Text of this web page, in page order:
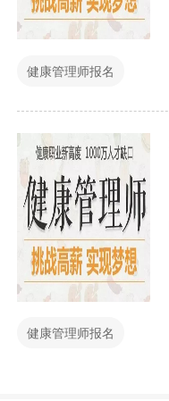
健康管理师报名
健康管理师报名